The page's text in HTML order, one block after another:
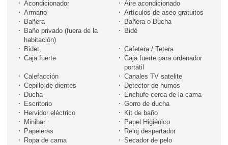
Acondicionador
Aire acondicionado
Armario
Artículos de aseo gratuitos
Bañera
Bañera o Ducha
Baño privado (fuera de la
habitación)
Bidé
Bidet
Cafetera / Tetera
Caja fuerte
Caja fuerte para ordenador
portátil
Calefacción
Canales TV satelite
Cepillo de dientes
Detector de humos
Ducha
Enchufe cerca de la cama
Escritorio
Gorro de ducha
Hervidor eléctrico
Kit de baño
Minibar
Papel Higiénico
Papeleras
Reloj despertador
Ropa de cama
Secador de pelo